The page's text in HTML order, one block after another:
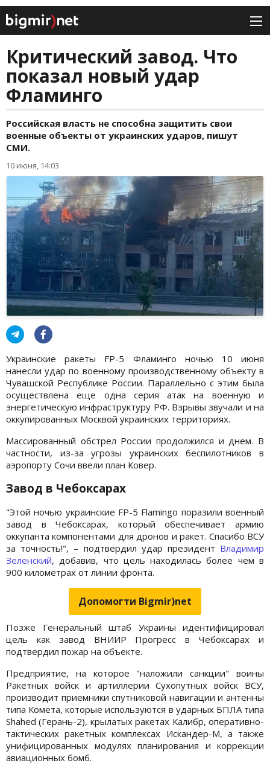
Критический завод. Что
показал новый удар
Фламинго
Российская власть не способна защитить свои
военные объекты от украинских ударов, пишут
СМИ.
10 июня, 14:03
Украинские ракеты FP-5 Фламинго ночью 10 июня
нанесли удар по военному производственному объекту в
Чувашской Республике России. Параллельно с этим была
осуществлена еще одна серия атак на военную и
энергетическую инфраструктуру РФ. Взрывы звучали и на
оккупированных Москвой украинских территориях.
Массированный обстрел России продолжился и днем. В
частности, из-за угрозы украинских беспилотников в
аэропорту Сочи ввели план Ковер.
Завод в Чебоксарах
"Этой ночью украинские FP-5 Flamingo поразили военный
завод в Чебоксарах, который обеспечивает армию
оккупанта компонентами для дронов и ракет. Спасибо ВСУ
за точность!", – подтвердил удар президент Владимир
Зеленский, добавив, что цель находилась более чем в
900 километрах от линии фронта.
Допомогти Bigmir)net
Позже Генеральный штаб Украины идентифицировал
цель как завод ВНИИР Прогресс в Чебоксарах и
подтвердил пожар на объекте.
Предприятие, на которое "наложили санкции" воины
Ракетных войск и артиллерии Сухопутных войск ВСУ,
производит приемники спутниковой навигации и антенны
типа Комета, которые используются в ударных БПЛА типа
Shahed (Герань-2), крылатых ракетах Калибр, оперативно-
тактических ракетных комплексах Искандер-М, а также
унифицированных модулях планирования и коррекции
авиационных бомб.